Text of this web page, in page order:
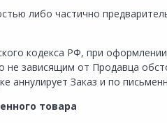
либо частично
кодекса РФ, при
не зависящим от Продавца
аннулирует Заказ и по
товара